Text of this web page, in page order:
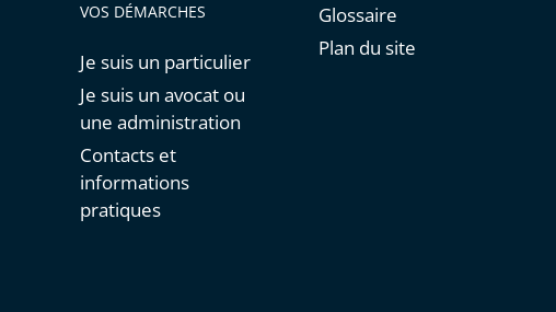
VOS DÉMARCHES
Je suis un particulier
Je suis un avocat ou
une administration
Contacts et
informations
pratiques
Glossaire
Plan du site